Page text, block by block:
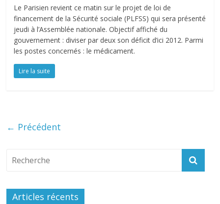
Le Parisien revient ce matin sur le projet de loi de
financement de la Sécurité sociale (PLFSS) qui sera présenté
jeudi à l’Assemblée nationale. Objectif affiché du
gouvernement : diviser par deux son déficit d’ici 2012. Parmi
les postes concernés : le médicament.
Lire la suite
← Précédent
Articles récents